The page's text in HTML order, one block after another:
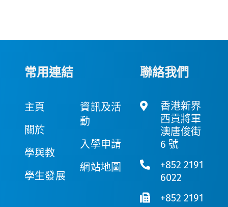
常用連結
主頁
關於
學與教
學生發展
資訊及活
動
入學申請
網站地圖
聯絡我們
香港新界
西貢將軍
澳唐俊街
6 號
+852 2191
6022
+852 2191